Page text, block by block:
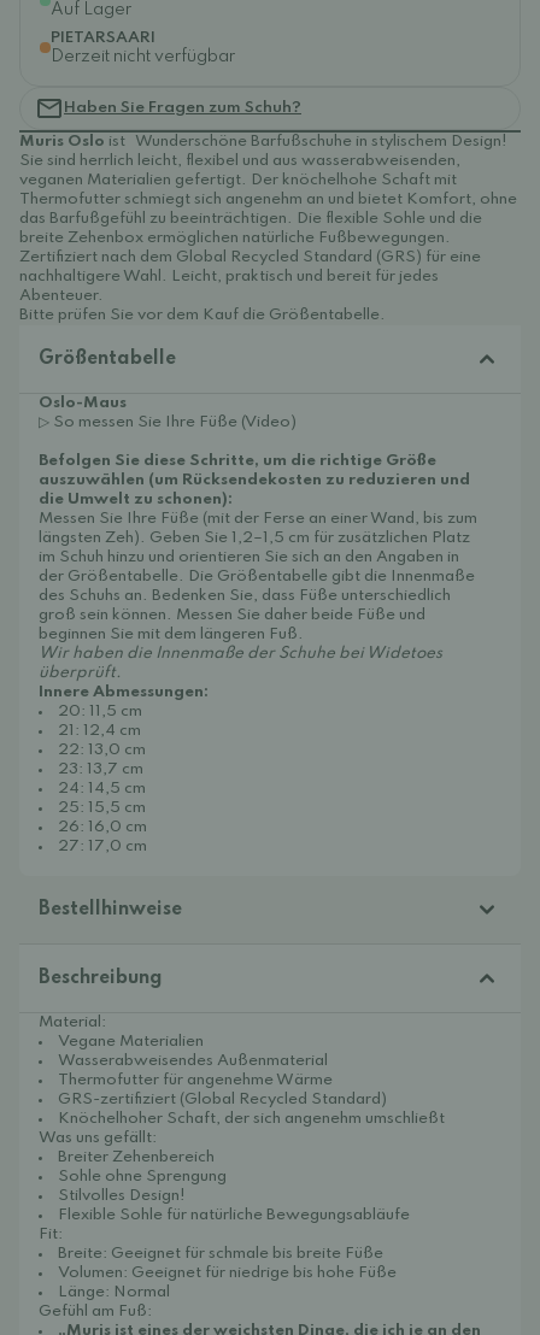
Auf Lager
PIETARSAARI
Derzeit nicht verfügbar
Haben Sie Fragen zum Schuh?
Muris Oslo ist
Wunderschöne Barfußschuhe in stylischem Design!
Sie sind herrlich leicht, flexibel und aus wasserabweisenden,
veganen Materialien gefertigt. Der knöchelhohe Schaft mit
Thermofutter schmiegt sich angenehm an und bietet Komfort, ohne
das Barfußgefühl zu beeinträchtigen. Die flexible Sohle und die
breite Zehenbox ermöglichen natürliche Fußbewegungen.
Zertifiziert nach dem Global Recycled Standard (GRS) für eine
nachhaltigere Wahl. Leicht, praktisch und bereit für jedes
Abenteuer.
Bitte prüfen Sie vor dem Kauf die Größentabelle.
Größentabelle
Oslo-Maus
▷ So messen Sie Ihre Füße (Video)
Befolgen Sie diese Schritte, um die richtige Größe
auszuwählen (um Rücksendekosten zu reduzieren und
die Umwelt zu schonen):
Messen Sie Ihre Füße (mit der Ferse an einer Wand, bis zum
längsten Zeh). Geben Sie 1,2–1,5 cm für zusätzlichen Platz
im Schuh hinzu und orientieren Sie sich an den Angaben in
der Größentabelle. Die Größentabelle gibt die Innenmaße
des Schuhs an. Bedenken Sie, dass Füße unterschiedlich
groß sein können. Messen Sie daher beide Füße und
beginnen Sie mit dem längeren Fuß.
Wir haben die Innenmaße der Schuhe bei Widetoes
überprüft.
Innere Abmessungen:
20: 11,5 cm
21: 12,4 cm
22: 13,0 cm
23: 13,7 cm
24: 14,5 cm
25: 15,5 cm
26: 16,0 cm
27: 17,0 cm
Bestellhinweise
Beschreibung
Material:
Vegane Materialien
Wasserabweisendes Außenmaterial
Thermofutter für angenehme Wärme
GRS-zertifiziert (Global Recycled Standard)
Knöchelhoher Schaft, der sich angenehm umschließt
Was uns gefällt:
Breiter Zehenbereich
Sohle ohne Sprengung
Stilvolles Design!
Flexible Sohle für natürliche Bewegungsabläufe
Fit:
Breite: Geeignet für schmale bis breite Füße
Volumen: Geeignet für niedrige bis hohe Füße
Länge: Normal
Gefühl am Fuß:
„Muris ist eines der weichsten Dinge, die ich je an den